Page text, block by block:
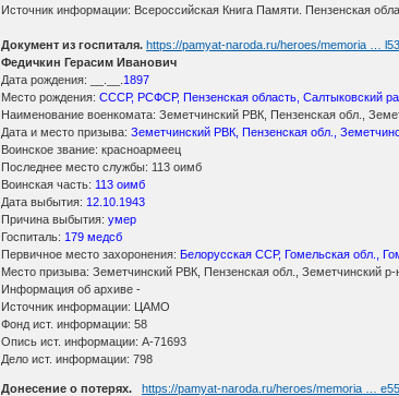
Источник информации: Всероссийская Книга Памяти. Пензенская
Документ из госпиталя. https://pamyat-naroda.ru/heroes/memoria …
Федичкин Герасим Иванович
Дата рождения: __.__. 1897
Место рождения:СССР, РСФСР, Пензенская область, Салтыковский
Наименование военкомата: Земетчинский РВК, Пензенская обл.,
Дата и место призыва:Земетчинский РВК, Пензенская обл.,
Воинское звание: красноармеец
Последнее место службы: 113 оимб
Воинская часть: 113 оимб
Дата выбытия: 12.10.1943
Причина выбытия:умер
Госпиталь: 179 медсб
Первичное место захоронения: Белорусская ССР, Гомельская обл.,
Место призыва: Земетчинский РВК, Пензенская обл., Земетчинский р-
Информация об архиве -
Источник информации: ЦАМО
Фонд ист. информации: 58
Опись ист. информации: А-71693
Дело ист. информации: 798
Донесение о потерях.
https://pamyat-naroda.ru/heroes/memoria …